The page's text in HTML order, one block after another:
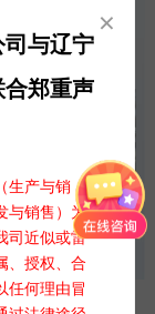
×
与辽宁
郑重声
生产与销
与销售）为
司近似或雷
、授权、合
任何理由冒